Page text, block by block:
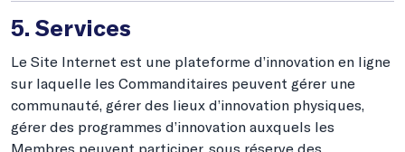
5. Services
Le Site Internet est une plateforme d’innovation en ligne
sur laquelle les Commanditaires peuvent gérer une
communauté, gérer des lieux d’innovation physiques,
gérer des programmes d’innovation auxquels les
Membres peuvent participer, sous réserve des